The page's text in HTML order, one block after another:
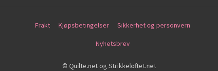
Frakt Kjøpsbetingelser Sikkerhet og personvern
Nyhetsbrev
© Quilte.net og Strikkeloftet.net